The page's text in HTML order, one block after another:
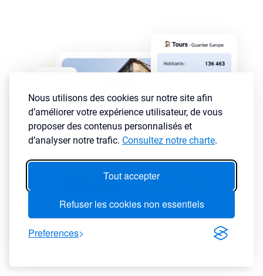
Nous utilisons des cookies sur notre site afin
d’améliorer votre expérience utilisateur, de vous
proposer des contenus personnalisés et
d’analyser notre trafic. Consultez notre charte.
Tout accepter
Refuser les cookies non essentiels
Preferences